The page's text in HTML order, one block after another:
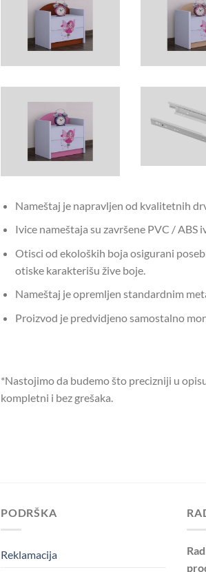
Nameštaj je napravljen od kvalitetnih
Ivice nameštaja su završene PVC /
Otisci od ekoloških boja osigurani
otiske karakterišu žive boje.
Nameštaj je opremljen standardnim
Proizvod je predvidjeno samostalno
*Nastojimo da budemo što precizniji u
kompletni i bez grešaka.
PODRŠKA
Reklamacija